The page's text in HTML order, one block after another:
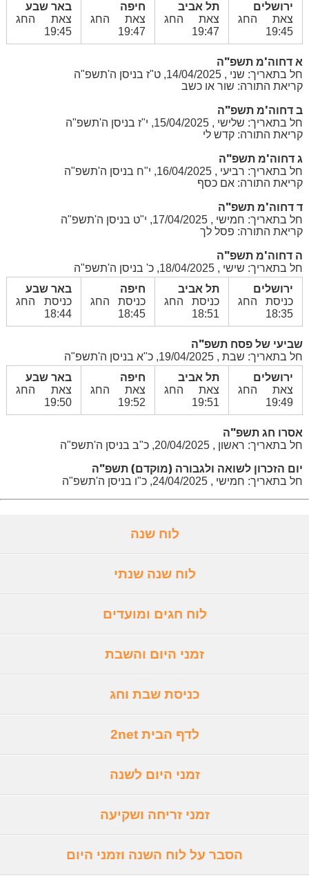
ירושלים
צאת החג
19:45
תל אביב
צאת החג
19:47
חיפה
צאת החג
19:47
באר שבע
צאת החג
19:45
א דחוה'מ תשפ"ה
חל בתאריך: שני , 14/04/2025, ט"ז בניסן ה'תשפ"ה
קריאת התורה: שור או כשב
ב דחוה'מ תשפ"ה
חל בתאריך: שלישי , 15/04/2025, י"ז בניסן ה'תשפ"ה
קריאת התורה: קדש לי
ג דחוה'מ תשפ"ה
חל בתאריך: רביעי , 16/04/2025, י"ח בניסן ה'תשפ"ה
קריאת התורה: אם כסף
ד דחוה'מ תשפ"ה
חל בתאריך: חמישי , 17/04/2025, י"ט בניסן ה'תשפ"ה
קריאת התורה: פסל לך
ה דחוה'מ תשפ"ה
חל בתאריך: שישי , 18/04/2025, כ' בניסן ה'תשפ"ה
ירושלים
כניסת החג
18:35
תל אביב
כניסת החג
18:51
חיפה
כניסת החג
18:45
באר שבע
כניסת החג
18:44
שביעי של פסח תשפ"ה
חל בתאריך: שבת , 19/04/2025, כ"א בניסן ה'תשפ"ה
ירושלים
צאת החג
19:49
תל אביב
צאת החג
19:51
חיפה
צאת החג
19:52
באר שבע
צאת החג
19:50
אסרו חג תשפ"ה
חל בתאריך: ראשון , 20/04/2025, כ"ב בניסן ה'תשפ"ה
יום הזכרון לשואה ולגבורה (מוקדם) תשפ"ה
חל בתאריך: חמישי , 24/04/2025, כ"ו בניסן ה'תשפ"ה
לוח שנה
לוח שנה שנתי
לוח חגים ומועדים
זמני היום והשבת
כניסת שבת וחג
לדף הבית 2net
זמני היום לשנה
זמני זריחה ושקיעה
הסבר על לוח השנה וזמני היום